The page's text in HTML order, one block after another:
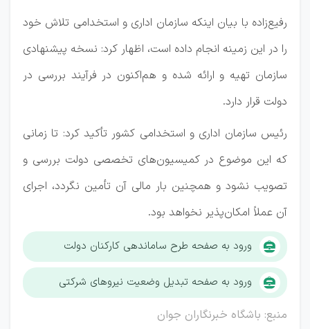
رفیع‌زاده با بیان اینکه سازمان اداری و استخدامی تلاش خود
را در این زمینه انجام داده است، اظهار کرد: نسخه پیشنهادی
سازمان تهیه و ارائه شده و هم‌اکنون در فرآیند بررسی در
دولت قرار دارد.
رئیس سازمان اداری و استخدامی کشور تأکید کرد: تا زمانی
که این موضوع در کمیسیون‌های تخصصی دولت بررسی و
تصویب نشود و همچنین بار مالی آن تأمین نگردد، اجرای
آن عملاً امکان‌پذیر نخواهد بود.
ورود به صفحه طرح ساماندهی کارکنان دولت
ورود به صفحه تبدیل وضعیت نیروهای شرکتی
منبع: باشگاه خبرنگاران جوان